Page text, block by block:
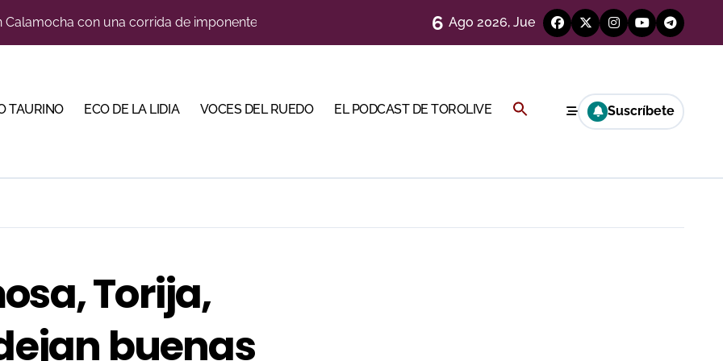
con largas colas y varias tardes camino del lleno
a nueve especialistas del recorte mañana en Villaseca
imponente trapío para la VIII Corrida Magallánica
gastronomía y talento de la tierra en La Malagueta
6 Ago 2026, Jue
TAURINO ECO DE LA LIDIA VOCES DEL RUEDO EL PODCAST DE TOROLIVE Buscar: Suscríbete
Torija,
buenas